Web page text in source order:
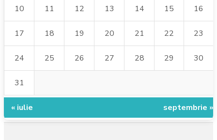
10 11 12 13 14 15 16
17 18 19 20 21 22 23
24 25 26 27 28 29 30
31
« iulie septembrie »